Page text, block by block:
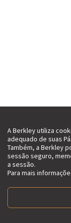
A Berkley utiliza
adequado de suas
Também, a Berkley
sessão seguro,
a sessão.
Para mais